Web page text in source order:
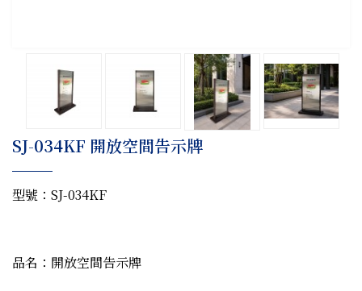
SJ-034KF 開放空間告示牌
型號：SJ-034KF
品名：開放空間告示牌